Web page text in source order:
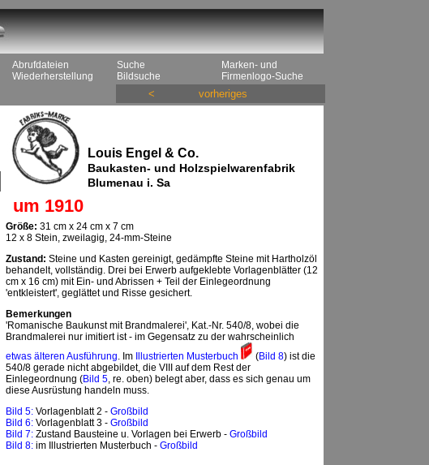
Abrufdateien
Wiederherstellung
Suche
Bildsuche
Marken- und
Firmenlogo-Suche
< vorheriges
Louis Engel & Co.
Baukasten- und Holzspielwarenfabrik
Blumenau i. Sa
um 1910
Größe: 31 cm x 24 cm x 7 cm
12 x 8 Stein, zweilagig, 24-mm-Steine
Zustand: Steine und Kasten gereinigt, gedämpfte Steine mit Hartholzöl
behandelt, vollständig. Drei bei Erwerb aufgeklebte Vorlagenblätter (12
cm x 16 cm) mit Ein- und Abrissen + Teil der Einlegeordnung
'entkleistert', geglättet und Risse gesichert.
Bemerkungen
'Romanische Baukunst mit Brandmalerei', Kat.-Nr. 540/8, wobei die
Brandmalerei nur imitiert ist - im Gegensatz zu der wahrscheinlich
etwas älteren Ausführung. Im Illustrierten Musterbuch (Bild 8) ist die
540/8 gerade nicht abgebildet, die VIII auf dem Rest der
Einlegeordnung (Bild 5, re. oben) belegt aber, dass es sich genau um
diese Ausrüstung handeln muss.
Bild 5: Vorlagenblatt 2 - Großbild
Bild 6: Vorlagenblatt 3 - Großbild
Bild 7: Zustand Bausteine u. Vorlagen bei Erwerb - Großbild
Bild 8: im Illustrierten Musterbuch - Großbild